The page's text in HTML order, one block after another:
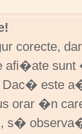
corecte,
afi�ate
este
orar �n